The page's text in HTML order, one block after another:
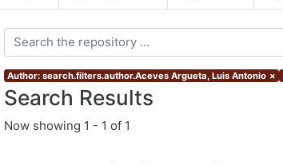
Author: search.filters.author.Aceves Argueta, Luis Antonio ×
Search Results
Now showing 1 - 1 of 1